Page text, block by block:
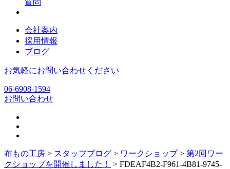
質問
会社案内
採用情報
ブログ
お気軽にお問い合わせください
06-6908-1594
お問い合わせ
布もの工房 > スタッフブログ > ワークショップ> 第2回ワー
クショップを開催しました！
> FDEAF4B2-F961-4B81-9745-